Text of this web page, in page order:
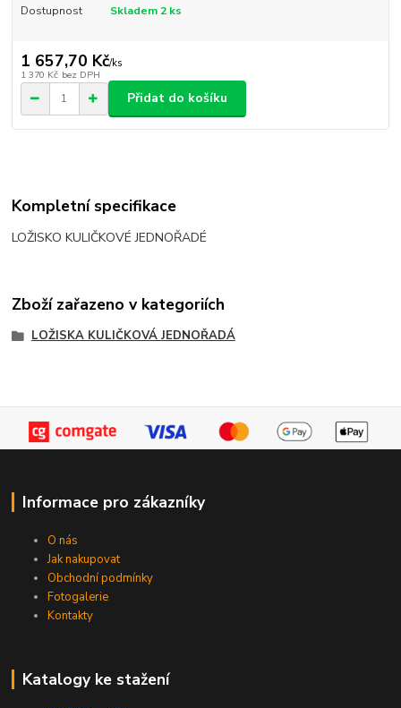
Dostupnost Skladem 2 ks
1 657,70 Kč/ks
1 370 Kč bez DPH
Přidat do košíku
Kompletní specifikace
LOŽISKO KULIČKOVÉ JEDNOŘADÉ
Zboží zařazeno v kategoriích
LOŽISKA KULIČKOVÁ JEDNOŘADÁ
Informace pro zákazníky
O nás
Jak nakupovat
Obchodní podmínky
Fotogalerie
Kontakty
Katalogy ke stažení